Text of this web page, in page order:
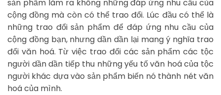
sản phẩm làm ra không những đáp ứng nhu cầu của
cộng đồng mà còn có thể trao đổi. Lúc đầu có thể là
những trao đổi sản phẩm để đáp ứng nhu cầu của
cộng đồng bạn, nhưng dần dần lại mang ý nghĩa trao
đổi văn hoá. Từ việc trao đổi các sản phẩm các tộc
người dần dần tiếp thu những yếu tố văn hoá của tộc
người khác dựa vào sản phẩm biến nó thành nét văn
hoá của mình.